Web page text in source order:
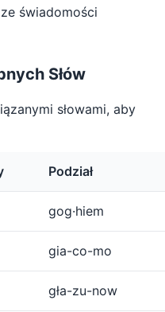
świadomości
Słów
słowami, aby
Podział
gog·hiem
gia-co-mo
gła-zu-now